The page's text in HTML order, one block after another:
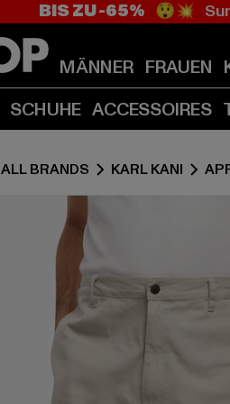
BIS ZU -65% 😲💥
MÄNNER FRAUEN
SCHUHE ACCESSOIRES
ALL BRANDS KARL KANI